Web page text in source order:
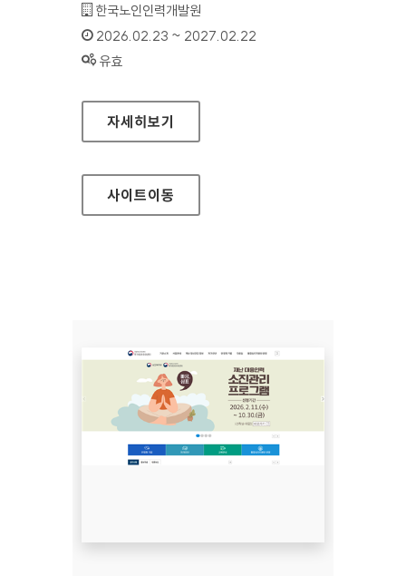
기관명 :
한국노인인력개발원
인증기간 :
2026.02.23 ~ 2027.02.22
상태 :
유효
노인일자리 여기
자세히보기
사이트이동